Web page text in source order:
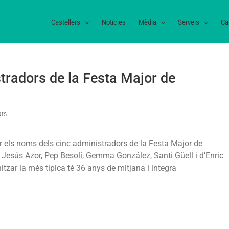
Castellers Notícies Mèdia Serveis
de la Festa Major de
a
cinc
els noms dels cinc administradors de la Festa Major de
Azor, Pep Besolí, Gemma González, Santi Güell i d’Enric
la més típica té 36 anys de mitjana i integra